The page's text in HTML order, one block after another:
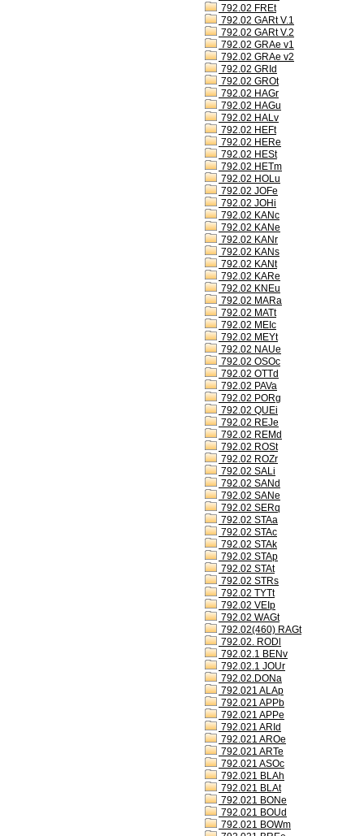
792.02 FREt
792.02 GARt V.1
792.02 GARt V.2
792.02 GRAe v1
792.02 GRAe v2
792.02 GRId
792.02 GROt
792.02 HAGr
792.02 HAGu
792.02 HALv
792.02 HEFt
792.02 HERe
792.02 HESt
792.02 HETm
792.02 HOLu
792.02 JOFe
792.02 JOHi
792.02 KANc
792.02 KANe
792.02 KANr
792.02 KANs
792.02 KANt
792.02 KARe
792.02 KNEu
792.02 MARa
792.02 MATt
792.02 MEIc
792.02 MEYt
792.02 NAUe
792.02 OSOc
792.02 OTTd
792.02 PAVa
792.02 PORg
792.02 QUEi
792.02 REJe
792.02 REMd
792.02 ROSt
792.02 ROZr
792.02 SALi
792.02 SANd
792.02 SANe
792.02 SERq
792.02 STAa
792.02 STAc
792.02 STAk
792.02 STAp
792.02 STAt
792.02 STRs
792.02 TYTt
792.02 VEIp
792.02 WAGt
792.02(460) RAGt
792.02. RODl
792.02.1 BENv
792.02.1 JOUr
792.02.DONa
792.021 ALAp
792.021 APPb
792.021 APPe
792.021 ARId
792.021 AROe
792.021 ARTe
792.021 ASOc
792.021 BLAh
792.021 BLAt
792.021 BONe
792.021 BOUd
792.021 BOWm